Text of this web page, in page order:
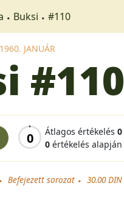
Buksi #110
1960. JANUÁR
#110
0 Átlagos értékelés 0
0 értékelés alapján
Befejezett sorozat 30.00 DIN